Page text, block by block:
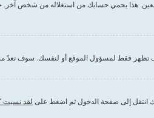
هذا يحمي حسابك من استغلاله من شخص آخر.
فقط لمسؤول الموقع أو لنفسك. سوف تعدّ
انتقل إلى صفحة الدخول ثم اضغط على لقد نسيت